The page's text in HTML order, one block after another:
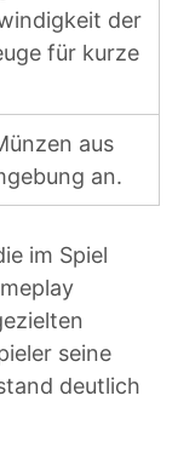
der
für kurze
aus
an.
im Spiel
seine
deutlich